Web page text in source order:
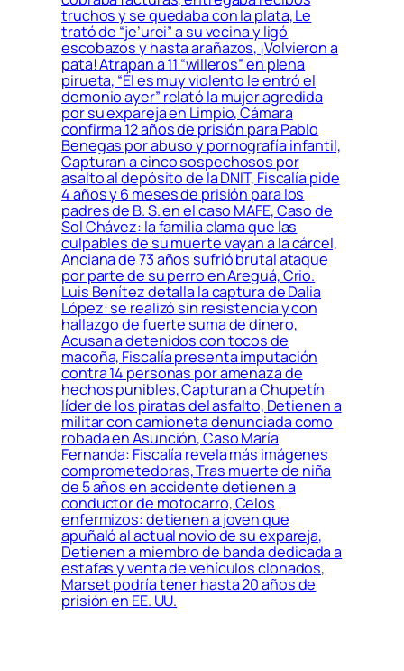
truchos y se quedaba con la plata, Le
trató de “je’urei” a su vecina y ligó
escobazos y hasta arañazos, ¡Volvieron a
pata! Atrapan a 11 “willeros” en plena
pirueta, “Él es muy violento le entró el
demonio ayer” relató la mujer agredida
por su expareja en Limpio, Cámara
confirma 12 años de prisión para Pablo
Benegas por abuso y pornografía infantil,
Capturan a cinco sospechosos por
asalto al depósito de la DNIT, Fiscalía pide
4 años y 6 meses de prisión para los
padres de B. S. en el caso MAFE, Caso de
Sol Chávez: la familia clama que las
culpables de su muerte vayan a la cárcel,
Anciana de 73 años sufrió brutal ataque
por parte de su perro en Areguá, Crio.
Luis Benítez detalla la captura de Dalia
López: se realizó sin resistencia y con
hallazgo de fuerte suma de dinero,
Acusan a detenidos con tocos de
macoña, Fiscalía presenta imputación
contra 14 personas por amenaza de
hechos punibles, Capturan a Chupetín
líder de los piratas del asfalto, Detienen a
militar con camioneta denunciada como
robada en Asunción, Caso María
Fernanda: Fiscalía revela más imágenes
comprometedoras, Tras muerte de niña
de 5 años en accidente detienen a
conductor de motocarro, Celos
enfermizos: detienen a joven que
apuñaló al actual novio de su expareja,
Detienen a miembro de banda dedicada a
estafas y venta de vehículos clonados,
Marset podría tener hasta 20 años de
prisión en EE. UU.